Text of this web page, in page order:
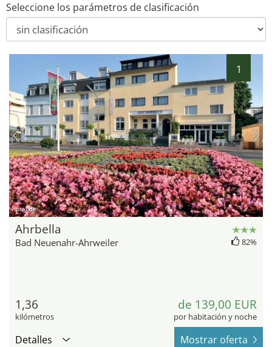
Seleccione los parámetros de clasificación
1
hotel.de
Ahrbella
Bad Neuenahr-Ahrweiler 82%
1,36
kilómetros
de 139,00 EUR
por habitación y noche
Detalles Mostrar oferta